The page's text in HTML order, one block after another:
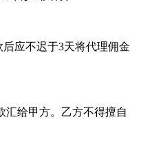
应不迟于3天将代理佣金
给甲方。乙方不得擅自